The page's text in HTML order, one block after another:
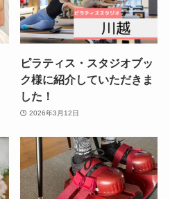
ピラティス・スタジオブッ
ク様に紹介していただきま
した！
2026年3月12日